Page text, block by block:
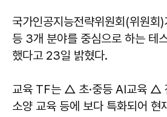
국가인공지능전략위원회(위원회
등 3개 분야를 중심으로 하는 테
했다고 23일 밝혔다.
교육 TF는 △ 초·중등 AI교육 △
소양 교육 등에 보다 특화되어 현